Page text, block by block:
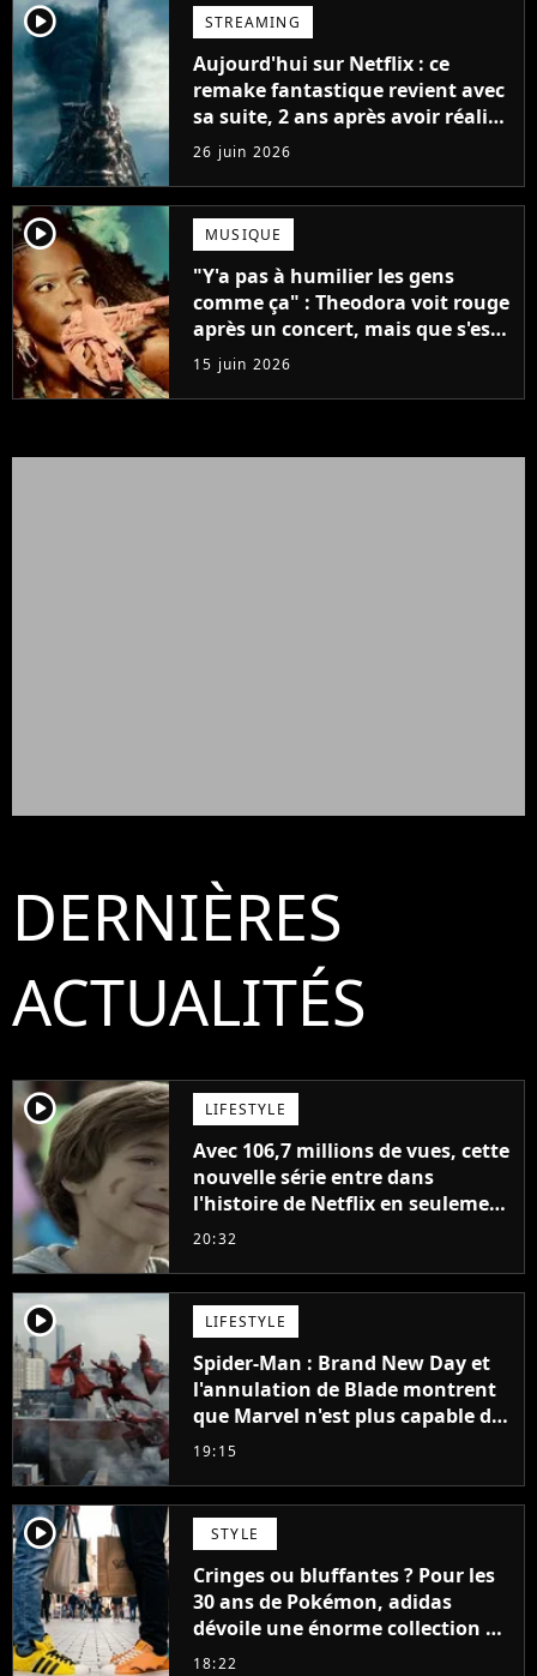
player2 STREAMING
Aujourd'hui sur Netflix : ce
remake fantastique revient avec
sa suite, 2 ans après avoir réalisé
60 millions de vues et régné 6
semaines dans le Top 10
26 juin 2026
player2 MUSIQUE
"Y'a pas à humilier les gens
comme ça" : Theodora voit rouge
après un concert, mais que s'est-
il passé ?
15 juin 2026
DERNIÈRES
ACTUALITÉS
player2 LIFESTYLE
Avec 106,7 millions de vues, cette
nouvelle série entre dans
l'histoire de Netflix en seulement
48 jours
20:32
player2 LIFESTYLE
Spider-Man : Brand New Day et
l'annulation de Blade montrent
que Marvel n'est plus capable de
faire quoi que ce soit de simple
19:15
player2 STYLE
Cringes ou bluffantes ? Pour les
30 ans de Pokémon, adidas
dévoile une énorme collection de
sneakers et je ne sais pas quoi en
18:22